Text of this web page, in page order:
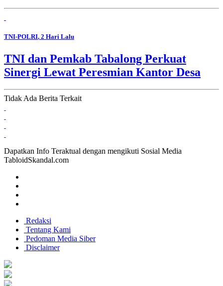
TNI-POLRI, 2 Hari Lalu
TNI dan Pemkab Tabalong Perkuat
Sinergi Lewat Peresmian Kantor Desa
Tidak Ada Berita Terkait
Dapatkan Info Teraktual dengan mengikuti Sosial Media
TabloidSkandal.com
Redaksi
Tentang Kami
Pedoman Media Siber
Disclaimer